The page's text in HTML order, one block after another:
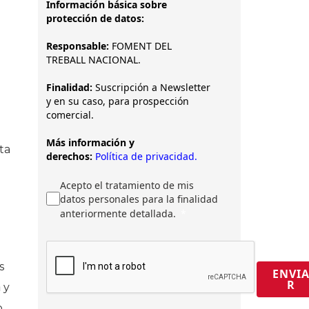
y
Información básica sobre
protección de datos:
Responsable: FOMENT DEL
TREBALL NACIONAL.
Finalidad: Suscripción a Newsletter
y en su caso, para prospección
comercial.
Más información y
derechos: Política de privacidad.
Acepto el tratamiento de mis
datos personales para la finalidad
anteriormente detallada.
ENVIA
R